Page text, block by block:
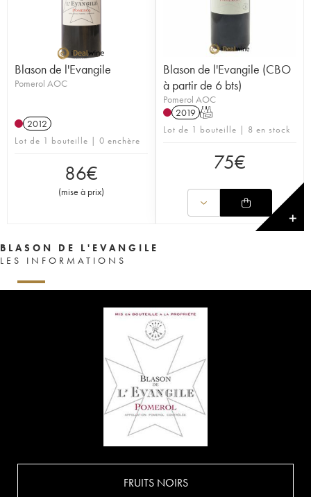
Blason de l'Evangile
Pomerol AOC
2012
Lot de 1 bouteille | 0 enchère
86€
(mise à prix)
Blason de l'Evangile (CBO
à partir de 6 bts)
Pomerol AOC
2019 T
Lot de 1 bouteille | 8 en stock
75€
✕
BLASON DE L'EVANGILE
LES INFORMATIONS
FRUITS NOIRS